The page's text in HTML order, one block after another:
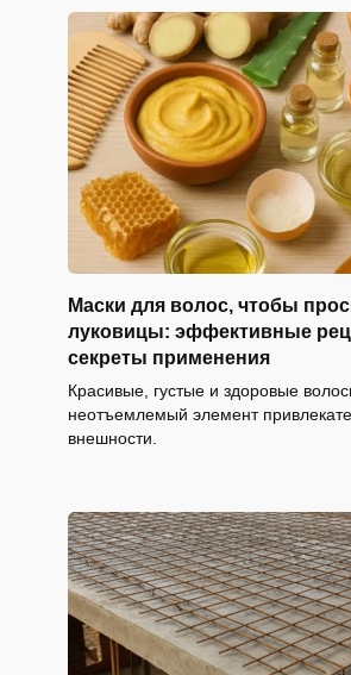
Маски для волос, чтобы
луковицы: эффективные
секреты применения
Красивые, густые и здоровые
неотъемлемый элемент
внешности.